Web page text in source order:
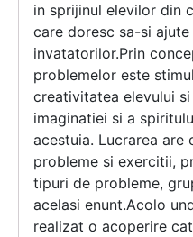
in sprijinul elevilor din
care doresc sa-si
invatatorilor.Prin
problemelor este
creativitatea elevului
imaginatiei si a
acestuia. Lucrarea are
probleme si exercitii,
tipuri de probleme,
acelasi enunt.Acolo
realizat o acoperire